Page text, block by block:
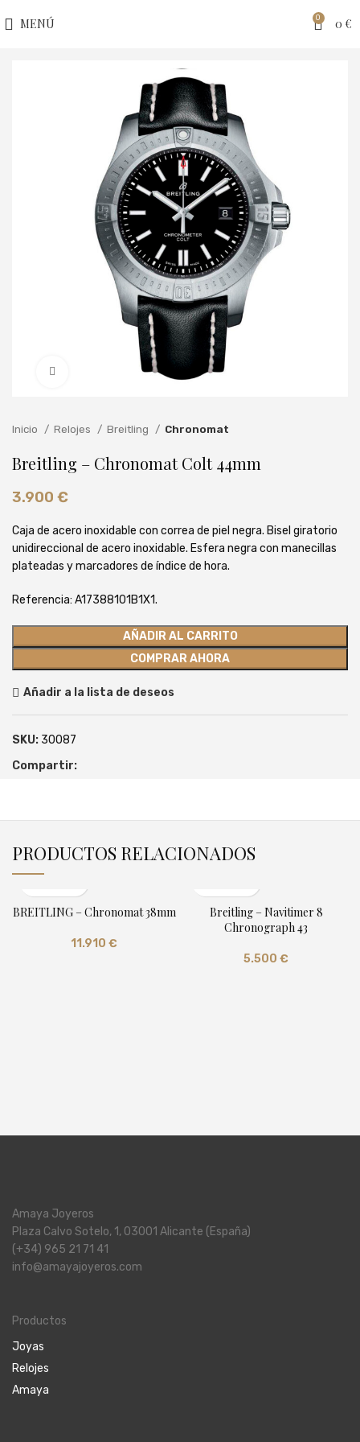
MENÚ 0 0 €
Clic para ampliar
Inicio Relojes Breitling Chronomat
Breitling – Chronomat Colt 44mm
3.900 €
Caja de acero inoxidable con correa de piel negra. Bisel giratorio
unidireccional de acero inoxidable. Esfera negra con manecillas
plateadas y marcadores de índice de hora.
Referencia: A17388101B1X1.
AÑADIR AL CARRITO
COMPRAR AHORA
Añadir a la lista de deseos
SKU: 30087
Compartir:
PRODUCTOS RELACIONADOS
BREITLING – Chronomat 38mm
11.910 €
Breitling – Navitimer 8
Chronograph 43
5.500 €
Amaya Joyeros
Plaza Calvo Sotelo, 1, 03001 Alicante (España)
(+34) 965 21 71 41
info@amayajoyeros.com
Productos
Joyas
Relojes
Amaya